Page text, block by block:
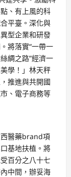
、有上風的科
平臺。深化與
型企業和研發
將落實“一帶一
綢之路”經濟一
學！」林天秤
推進與共開國
、電子商務等
醫藥brand項
基地扶植。將
百分之八十七
中間，辦妥海